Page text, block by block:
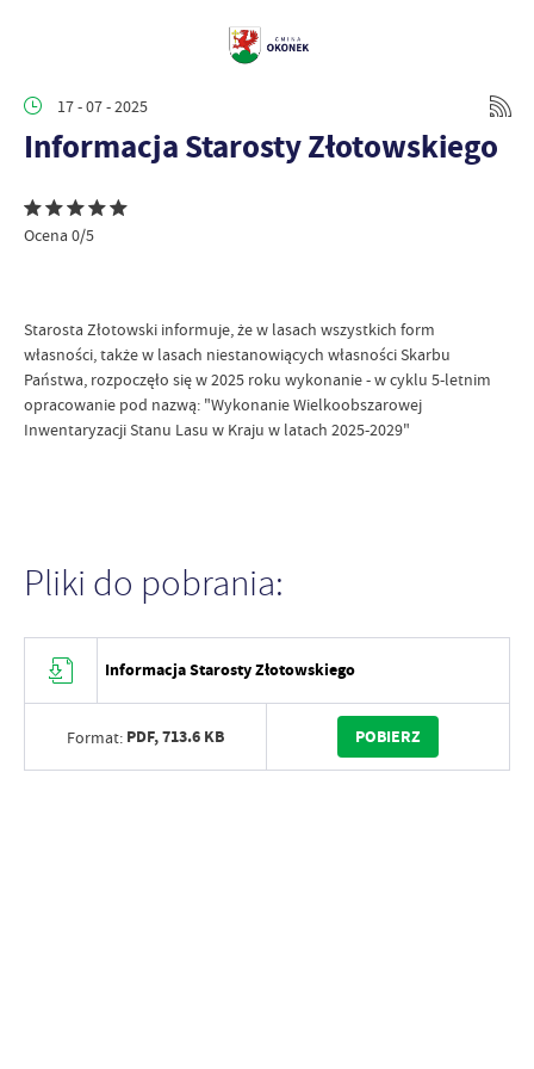
17 - 07 - 2025
Informacja Starosty Złotowskiego
Ocena 0/5
Starosta Złotowski informuje, że w lasach wszystkich form
własności, także w lasach niestanowiących własności Skarbu
Państwa, rozpoczęło się w 2025 roku wykonanie - w cyklu 5-letnim
opracowanie pod nazwą: "Wykonanie Wielkoobszarowej
Inwentaryzacji Stanu Lasu w Kraju w latach 2025-2029"
Pliki do pobrania:
Informacja Starosty Złotowskiego
Format: PDF,713.6 KB POBIERZ